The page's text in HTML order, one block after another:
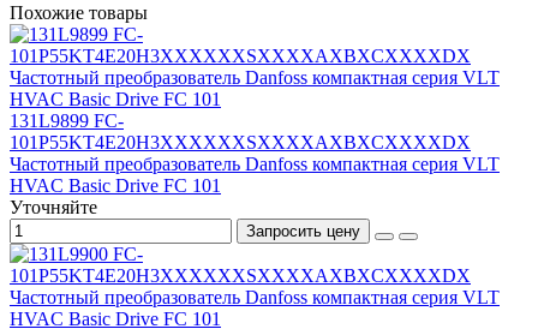
Похожие товары
131L9899 FC-
101P55KT4E20H3XXXXXXSXXXXAXBXCXXXXDX
Частотный преобразователь Danfoss компактная серия VLT
HVAC Basic Drive FC 101
Уточняйте
Запросить цену